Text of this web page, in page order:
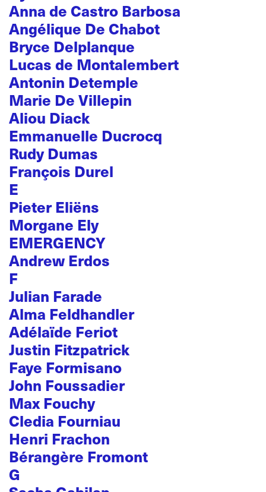
Anna de Castro Barbosa
Angélique De Chabot
Bryce Delplanque
Lucas de Montalembert
Antonin Detemple
Marie De Villepin
Aliou Diack
Emmanuelle Ducrocq
Rudy Dumas
François Durel
E
Pieter Eliëns
Morgane Ely
EMERGENCY
Andrew Erdos
F
Julian Farade
Alma Feldhandler
Adélaïde Feriot
Justin Fitzpatrick
Faye Formisano
John Foussadier
Max Fouchy
Cledia Fourniau
Henri Frachon
Bérangère Fromont
G